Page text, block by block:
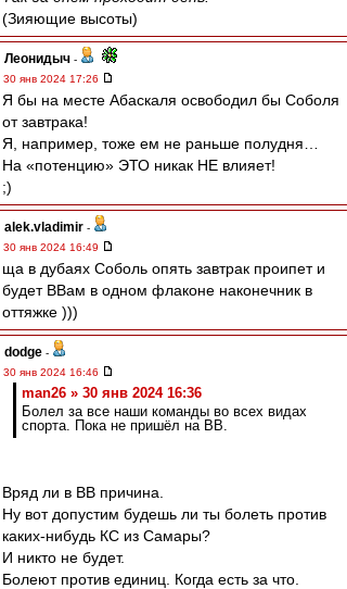
(Зияющие высоты)
Леонидыч -
30 янв 2024 17:26
Я бы на месте Абаскаля освободил бы Соболя
от завтрака!
Я, например, тоже ем не раньше полудня…
На «потенцию» ЭТО никак НЕ влияет!
;)
alek.vladimir -
30 янв 2024 16:49
ща в дубаях Соболь опять завтрак проипет и
будет ВВам в одном флаконе наконечник в
оттяжке )))
dodge -
30 янв 2024 16:46
man26 » 30 янв 2024 16:36
Болел за все наши команды во всех видах
спорта. Пока не пришёл на ВВ.
Вряд ли в ВВ причина.
Ну вот допустим будешь ли ты болеть против
каких-нибудь КС из Самары?
И никто не будет.
Болеют против единиц. Когда есть за что.